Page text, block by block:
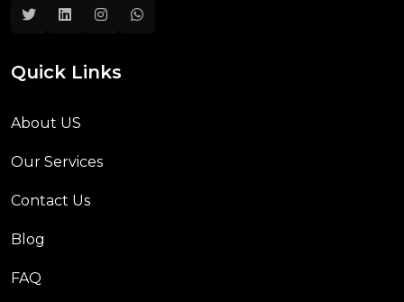
Quick Links
About US
Our Services
Contact Us
Blog
FAQ